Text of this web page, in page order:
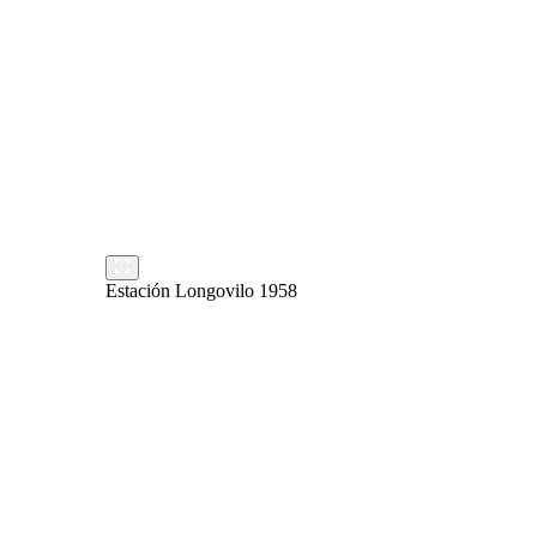
Estación Longovilo 1958